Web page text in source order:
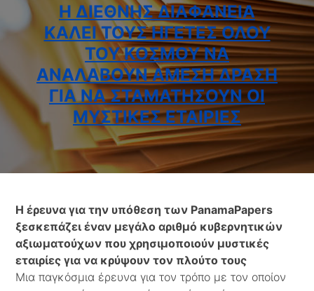
Η ΔΙΕΘΝΉΣ ΔΙΑΦΆΝΕΙΑ
ΚΑΛΕΊ ΤΟΥΣ ΗΓΈΤΕΣ ΌΛΟΥ
ΤΟΥ ΚΌΣΜΟΥ ΝΑ
ΑΝΑΛΆΒΟΥΝ ΆΜΕΣΗ ΔΡΆΣΗ
ΓΙΑ ΝΑ ΣΤΑΜΑΤΉΣΟΥΝ ΟΙ
ΜΥΣΤΙΚΈΣ ΕΤΑΙΡΊΕΣ
Η έρευνα για την υπόθεση των PanamaPapers
ξεσκεπάζει έναν μεγάλο αριθμό κυβερνητικών
αξιωματούχων που χρησιμοποιούν μυστικές
εταιρίες για να κρύψουν τον πλούτο τους
Μια παγκόσμια έρευνα για τον τρόπο με τον οποίον